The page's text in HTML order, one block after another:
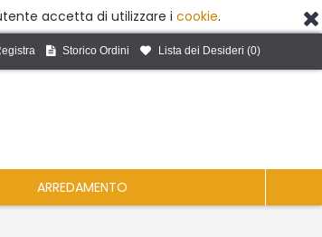
accetta di utilizzare i cookie.
Storico Ordini Lista dei Desideri (0)
ARREDAMENTO